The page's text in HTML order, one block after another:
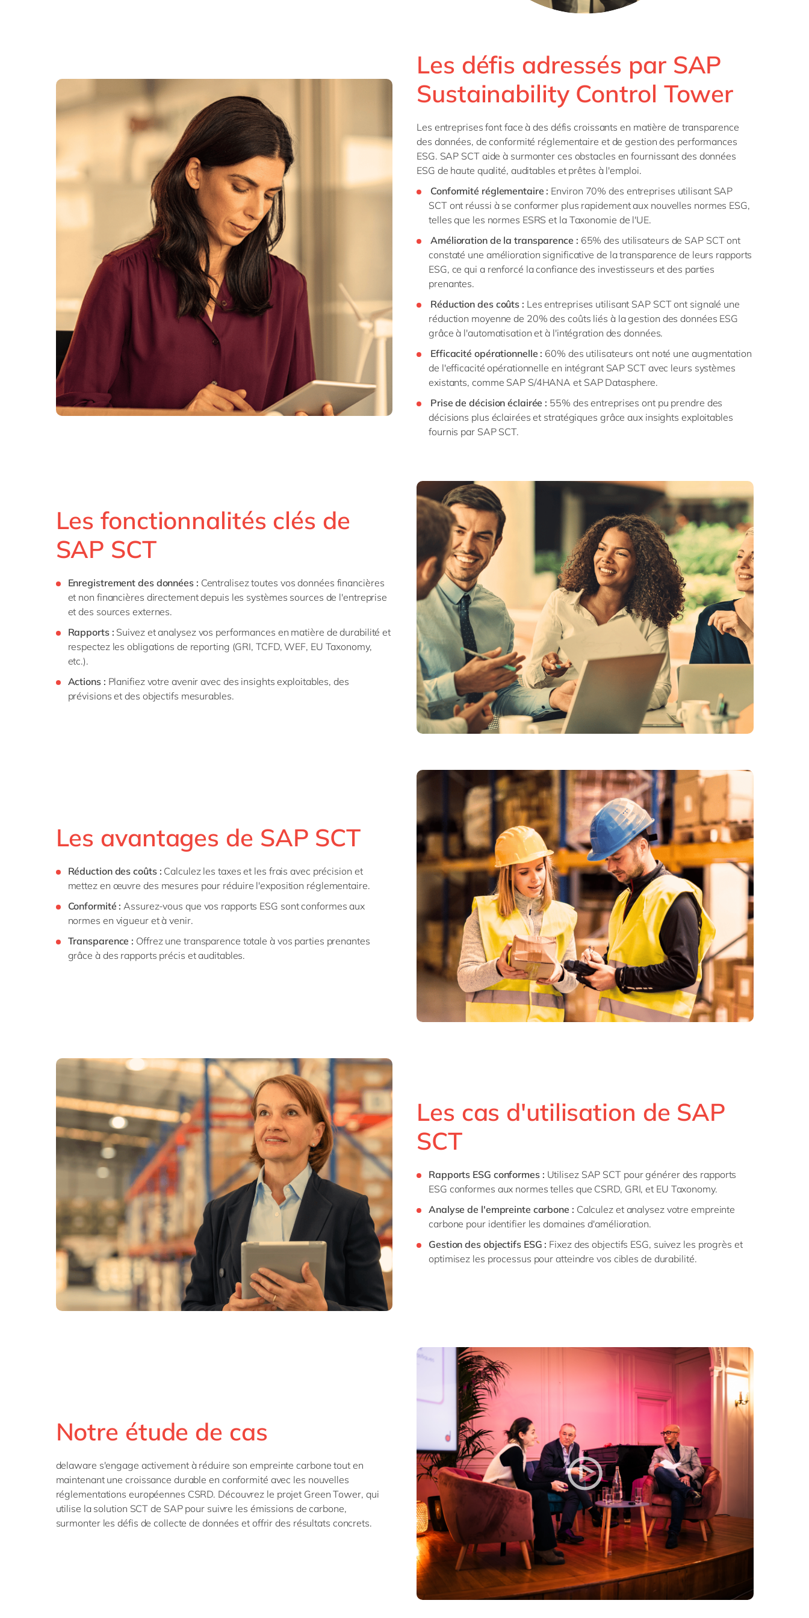
Les défis adressés par SAP
Sustainability Control Tower
Les entreprises font face à des défis croissants en matière de transparence
des données, de conformité réglementaire et de gestion des performances
ESG. SAP SCT aide à surmonter ces obstacles en fournissant des données
ESG de haute qualité, auditables et prêtes à l'emploi.
Conformité réglementaire : Environ 70% des entreprises utilisant SAP
SCT ont réussi à se conformer plus rapidement aux nouvelles normes ESG,
telles que les normes ESRS et la Taxonomie de l'UE.
Amélioration de la transparence : 65% des utilisateurs de SAP SCT ont
constaté une amélioration significative de la transparence de leurs rapports
ESG, ce qui a renforcé la confiance des investisseurs et des parties
prenantes.
Réduction des coûts : Les entreprises utilisant SAP SCT ont signalé une
réduction moyenne de 20% des coûts liés à la gestion des données ESG
grâce à l'automatisation et à l'intégration des données.
Efficacité opérationnelle : 60% des utilisateurs ont noté une augmentation
de l'efficacité opérationnelle en intégrant SAP SCT avec leurs systèmes
existants, comme SAP S/4HANA et SAP Datasphere.
Prise de décision éclairée : 55% des entreprises ont pu prendre des
décisions plus éclairées et stratégiques grâce aux insights exploitables
fournis par SAP SCT.
Les fonctionnalités clés de
SAP SCT
Enregistrement des données : Centralisez toutes vos données financières
et non financières directement depuis les systèmes sources de l'entreprise
et des sources externes.
Rapports : Suivez et analysez vos performances en matière de durabilité et
respectez les obligations de reporting (GRI, TCFD, WEF, EU Taxonomy,
etc.).
Actions : Planifiez votre avenir avec des insights exploitables, des
prévisions et des objectifs mesurables.
Les avantages de SAP SCT
Réduction des coûts : Calculez les taxes et les frais avec précision et
mettez en œuvre des mesures pour réduire l'exposition réglementaire.
Conformité : Assurez-vous que vos rapports ESG sont conformes aux
normes en vigueur et à venir.
Transparence : Offrez une transparence totale à vos parties prenantes
grâce à des rapports précis et auditables.
Les cas d'utilisation de SAP
SCT
Rapports ESG conformes : Utilisez SAP SCT pour générer des rapports
ESG conformes aux normes telles que CSRD, GRI, et EU Taxonomy.
Analyse de l'empreinte carbone : Calculez et analysez votre empreinte
carbone pour identifier les domaines d'amélioration.
Gestion des objectifs ESG : Fixez des objectifs ESG, suivez les progrès et
optimisez les processus pour atteindre vos cibles de durabilité.
Notre étude de cas
delaware s'engage activement à réduire son empreinte carbone tout en
maintenant une croissance durable en conformité avec les nouvelles
réglementations européennes CSRD. Découvrez le projet Green Tower, qui
utilise la solution SCT de SAP pour suivre les émissions de carbone,
surmonter les défis de collecte de données et offrir des résultats concrets.